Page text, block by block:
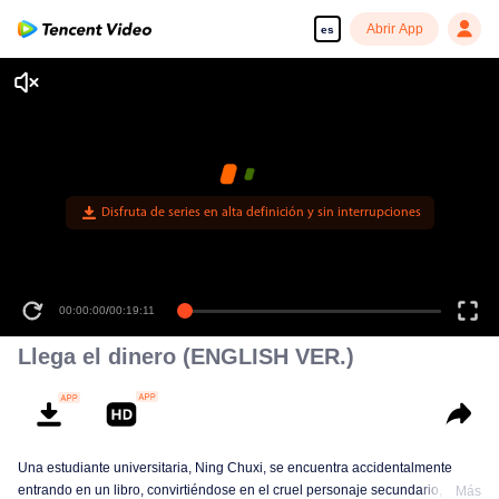
es Abrir App
Disfruta de series en alta definición y sin interrupciones
00:00:00/00:19:11
Llega el dinero (ENGLISH VER.)
Una estudiante universitaria, Ning Chuxi, se encuentra accidentalmente
entrando en un libro, convirtiéndose en el cruel personaje secundario, la Más